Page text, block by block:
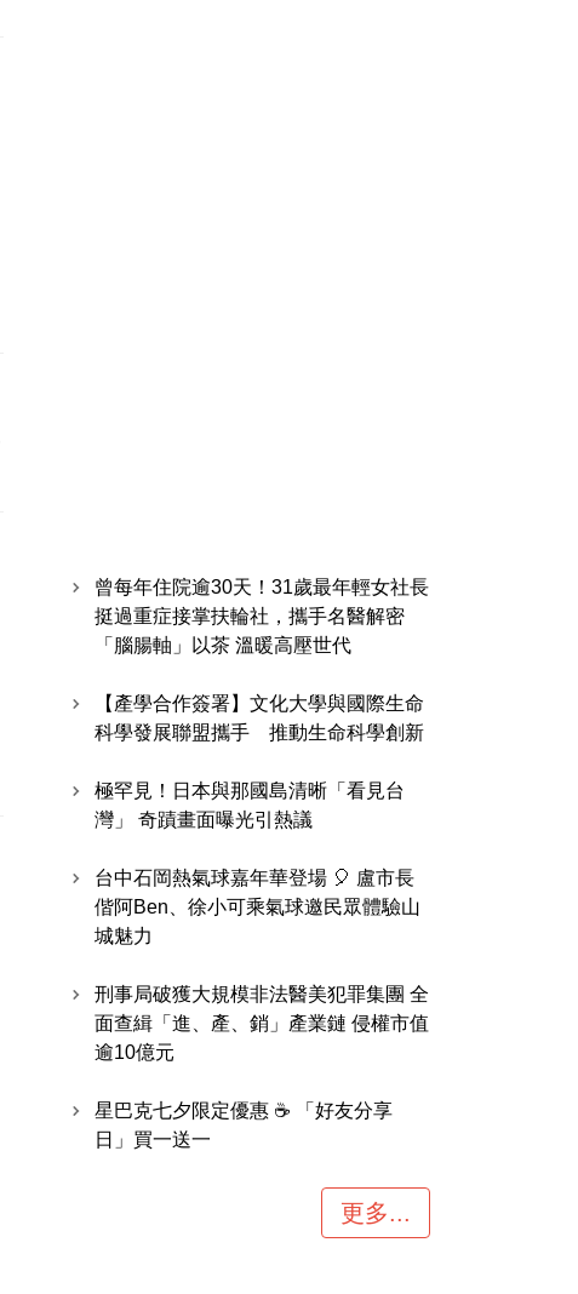
曾每年住院逾30天！31歲最年輕女社長
挺過重症接掌扶輪社，攜手名醫解密
「腦腸軸」以茶 溫暖高壓世代
【產學合作簽署】文化大學與國際生命
科學發展聯盟攜手 推動生命科學創新
極罕見！日本與那國島清晰「看見台
灣」 奇蹟畫面曝光引熱議
台中石岡熱氣球嘉年華登場 🎈 盧市長
偕阿Ben、徐小可乘氣球邀民眾體驗山
城魅力
刑事局破獲大規模非法醫美犯罪集團 全
面查緝「進、產、銷」產業鏈 侵權市值
逾10億元
星巴克七夕限定優惠 ☕ 「好友分享
日」買一送一
更多...